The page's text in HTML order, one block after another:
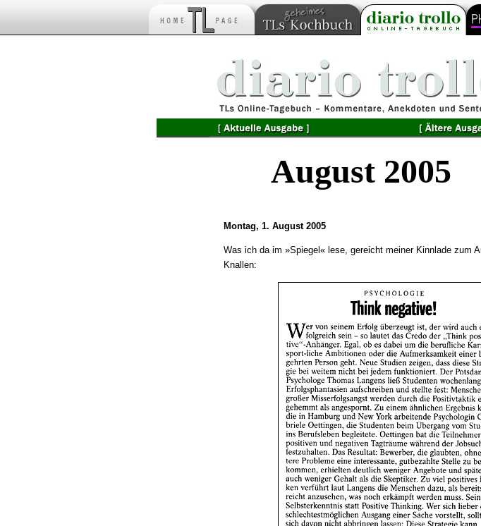
August 2005
Montag, 1. August 2005
Was ich da im »Spiegel« lese, gereicht meiner Kinnlade zum
Knallen: